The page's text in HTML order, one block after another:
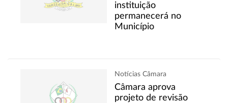
instituição
permanecerá no
Município
Notícias Câmara
Câmara aprova
projeto de revisão